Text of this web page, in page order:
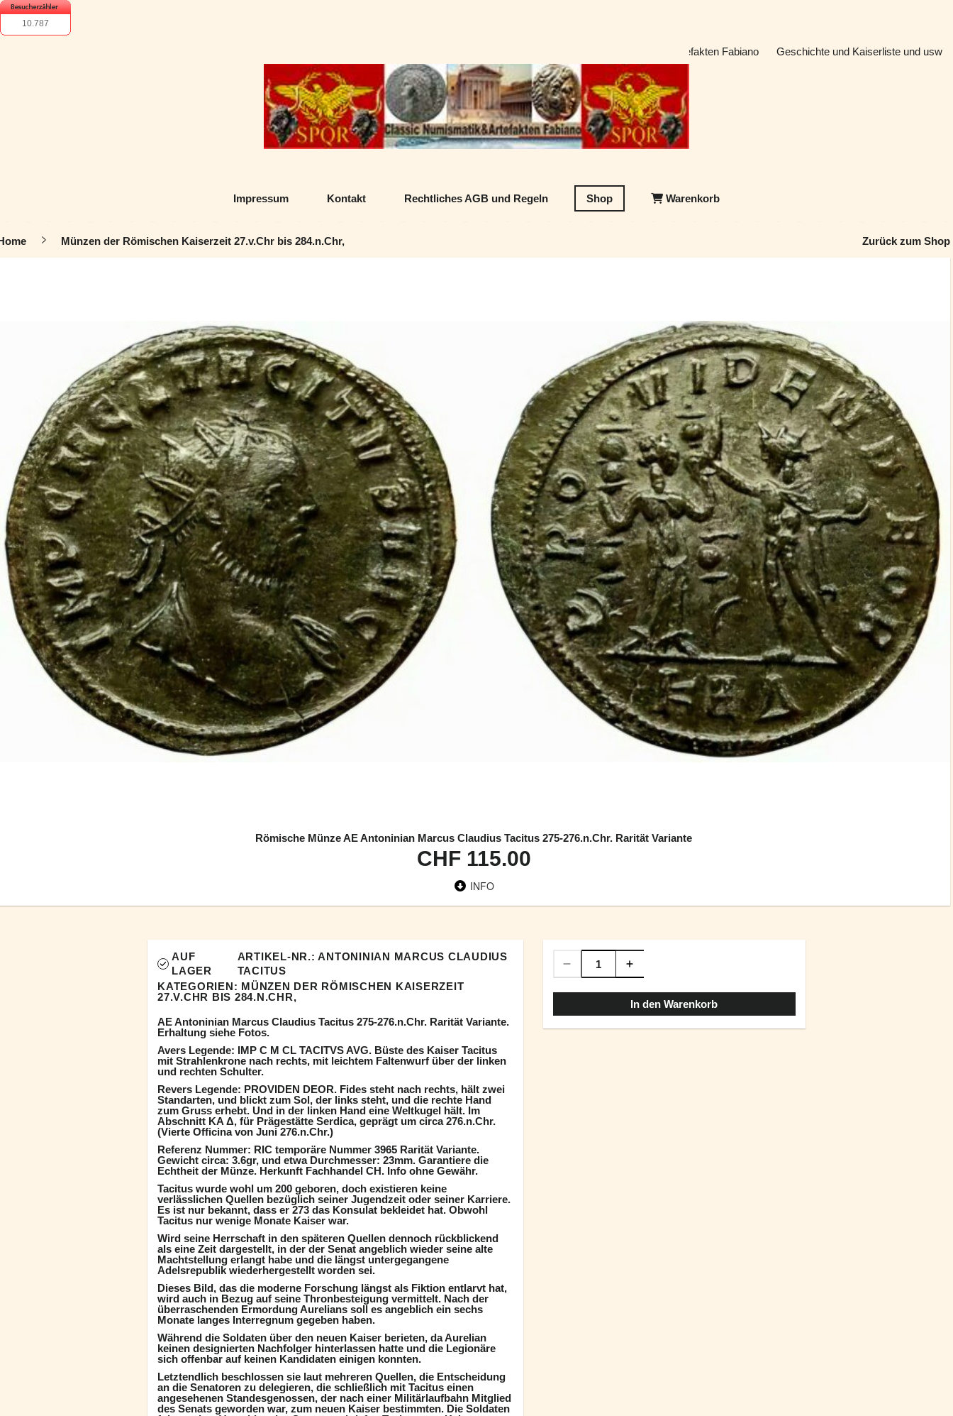
10.787
Classic Numismatik & Artefakten Fabiano Geschichte und Kaiserliste und usw
Impressum Kontakt Rechtliches AGB und Regeln Shop Warenkorb
Münzen der Römischen Kaiserzeit 27.v.Chr bis 284.n.Chr, Zurück zum Shop
Römische Münze AE Antoninian Marcus Claudius Tacitus 275-276.n.Chr. Rarität Variante
CHF 115.00
INFO
AUF
LAGER
ARTIKEL-NR.: ANTONINIAN MARCUS CLAUDIUS
TACITUS
KATEGORIEN: MÜNZEN DER RÖMISCHEN KAISERZEIT
27.V.CHR BIS 284.N.CHR,
AE Antoninian Marcus Claudius Tacitus 275-276.n.Chr. Rarität Variante.
Erhaltung siehe Fotos.
Avers Legende: IMP C M CL TACITVS AVG. Büste des Kaiser Tacitus
mit Strahlenkrone nach rechts, mit leichtem Faltenwurf über der linken
und rechten Schulter.
Revers Legende: PROVIDEN DEOR. Fides steht nach rechts, hält zwei
Standarten, und blickt zum Sol, der links steht, und die rechte Hand
zum Gruss erhebt. Und in der linken Hand eine Weltkugel hält. Im
Abschnitt KA Δ, für Prägestätte Serdica, geprägt um circa 276.n.Chr.
(Vierte Officina von Juni 276.n.Chr.)
Referenz Nummer: RIC temporäre Nummer 3965 Rarität Variante.
Gewicht circa: 3.6gr, und etwa Durchmesser: 23mm. Garantiere die
Echtheit der Münze. Herkunft Fachhandel CH. Info ohne Gewähr.
Tacitus wurde wohl um 200 geboren, doch existieren keine
verlässlichen Quellen bezüglich seiner Jugendzeit oder seiner Karriere.
Es ist nur bekannt, dass er 273 das Konsulat bekleidet hat. Obwohl
Tacitus nur wenige Monate Kaiser war.
Wird seine Herrschaft in den späteren Quellen dennoch rückblickend
als eine Zeit dargestellt, in der der Senat angeblich wieder seine alte
Machtstellung erlangt habe und die längst untergegangene
Adelsrepublik wiederhergestellt worden sei.
Dieses Bild, das die moderne Forschung längst als Fiktion entlarvt hat,
wird auch in Bezug auf seine Thronbesteigung vermittelt. Nach der
überraschenden Ermordung Aurelians soll es angeblich ein sechs
Monate langes Interregnum gegeben haben.
Während die Soldaten über den neuen Kaiser berieten, da Aurelian
keinen designierten Nachfolger hinterlassen hatte und die Legionäre
sich offenbar auf keinen Kandidaten einigen konnten.
Letztendlich beschlossen sie laut mehreren Quellen, die Entscheidung
an die Senatoren zu delegieren, die schließlich mit Tacitus einen
angesehenen Standesgenossen, der nach einer Militärlaufbahn Mitglied
des Senats geworden war, zum neuen Kaiser bestimmten. Die Soldaten
In den Warenkorb